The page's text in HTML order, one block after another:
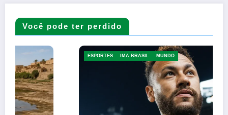
Você pode ter perdido
IMA BRASIL MUNDO